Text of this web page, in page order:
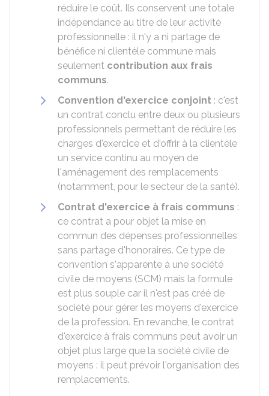
réduire le coût. Ils conservent une totale
indépendance au titre de leur activité
professionnelle : il n'y a ni partage de
bénéfice ni clientèle commune mais
seulement contribution aux frais
communs.
Convention d'exercice conjoint : c'est
un contrat conclu entre deux ou plusieurs
professionnels permettant de réduire les
charges d'exercice et d'offrir à la clientèle
un service continu au moyen de
l'aménagement des remplacements
(notamment, pour le secteur de la santé).
Contrat d'exercice à frais communs :
ce contrat a pour objet la mise en
commun des dépenses professionnelles
sans partage d'honoraires. Ce type de
convention s'apparente à une société
civile de moyens (SCM) mais la formule
est plus souple car il n'est pas créé de
société pour gérer les moyens d'exercice
de la profession. En revanche, le contrat
d'exercice à frais communs peut avoir un
objet plus large que la société civile de
moyens : il peut prévoir l'organisation des
remplacements.